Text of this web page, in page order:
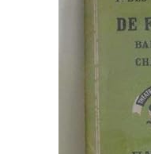
Comenzar a vender